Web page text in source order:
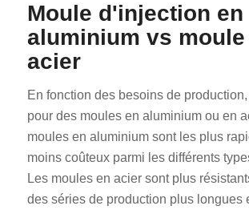
Moule d'injection en
aluminium vs moule
acier
En fonction des besoins de
pour des moules en aluminium ou en
moules en aluminium sont les plus
moins coûteux parmi les différents
Les moules en acier sont plus
des séries de production plus longues